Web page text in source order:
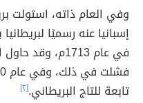
وفي العام ذاته، استولت
إسبانيا عنه رسميًا
في عام 1713م،
تابعة للتاج البريطاني.[٢]